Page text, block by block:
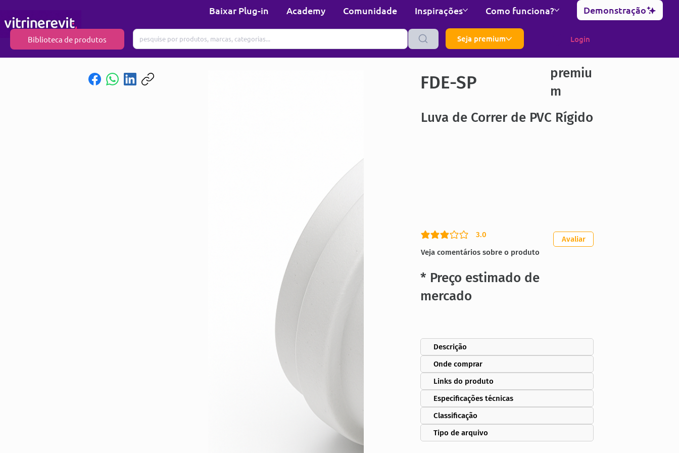
Baixar Plug-in Academy Comunidade Inspirações Como funciona? Demonstração
Biblioteca de produtos Seja premium Login
FDE-SP
premiu
m
Luva de Correr de PVC Rígido
3.0
classificação média é 3 de 5
Veja comentários sobre o produto
Avaliar
* Preço estimado de
mercado
Descrição
Onde comprar
Links do produto
Especificações técnicas
Classificação
Tipo de arquivo